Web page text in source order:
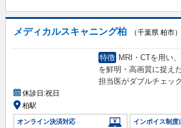
メディカルスキャニング柏
（千葉県 柏市）
特徴 MRI・CTを用い
を鮮明・高画質に捉え
担当医がダブルチェッ
休診日:祝日
柏駅
オンライン決済対応 インボイス制度